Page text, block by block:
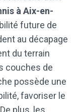
à Aix-en-
future de
au décapage
du terrain
couches de
possède une
favoriser le
plus, les